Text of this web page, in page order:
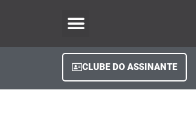
CLUBE DO ASSINANTE